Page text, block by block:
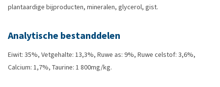
plantaardige bijproducten, mineralen, glycerol, gist.
Analytische bestanddelen
Eiwit: 35%, Vetgehalte: 13,3%, Ruwe as: 9%, Ruwe celstof: 3,6%,
Calcium: 1,7%, Taurine: 1 800mg/kg.